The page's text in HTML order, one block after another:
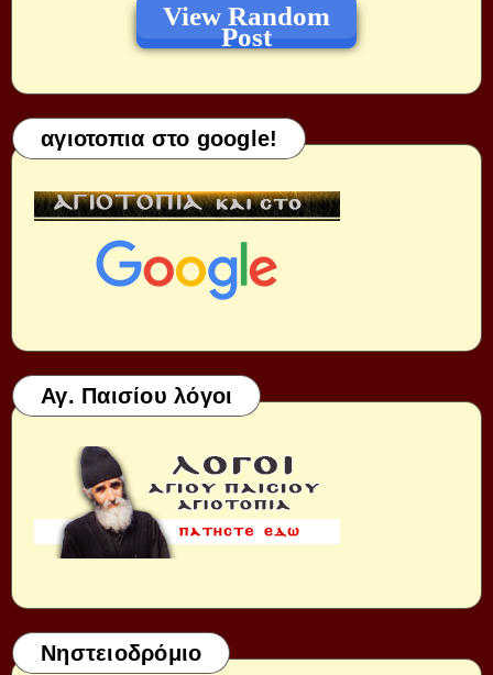
View Random
Post
αγιοτοπια στο google!
Αγ. Παισίου λόγοι
Νηστειοδρόμιο